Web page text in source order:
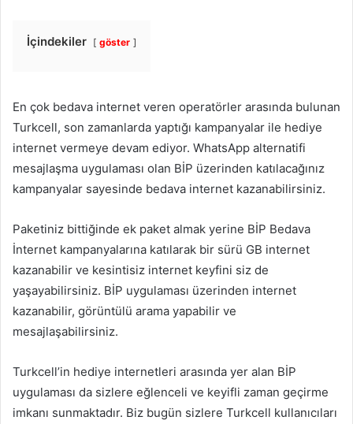
İçindekiler göster
En çok bedava internet veren operatörler arasında bulunan
Turkcell, son zamanlarda yaptığı kampanyalar ile hediye
internet vermeye devam ediyor. WhatsApp alternatifi
mesajlaşma uygulaması olan BİP üzerinden katılacağınız
kampanyalar sayesinde bedava internet kazanabilirsiniz.
Paketiniz bittiğinde ek paket almak yerine BİP Bedava
İnternet kampanyalarına katılarak bir sürü GB internet
kazanabilir ve kesintisiz internet keyfini siz de
yaşayabilirsiniz. BİP uygulaması üzerinden internet
kazanabilir, görüntülü arama yapabilir ve
mesajlaşabilirsiniz.
Turkcell’in hediye internetleri arasında yer alan BİP
uygulaması da sizlere eğlenceli ve keyifli zaman geçirme
imkanı sunmaktadır. Biz bugün sizlere Turkcell kullanıcıları